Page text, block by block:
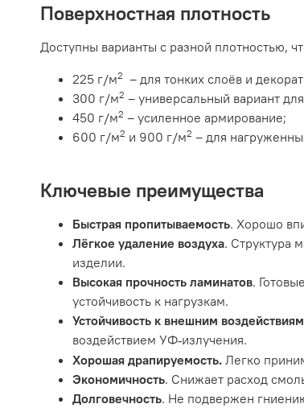
Поверхностная плотность
Доступны варианты с разной плотностью,
225 г/м2
– для тонких слоёв и
300 г/м2 – универсальный вариант
450 г/м2 – усиленное армирование;
600 г/м2 и 900 г/м2 – для
Ключевые преимущества
Быстрая пропитываемость. Хорошо
Лёгкое удаление воздуха. Структура
изделии.
Высокая прочность ламинатов.
устойчивость к нагрузкам.
Устойчивость к внешним воздействиям
воздействием УФ‑излучения.
Хорошая драпируемость. Легко
Экономичность. Снижает расход
Долговечность. Не подвержен